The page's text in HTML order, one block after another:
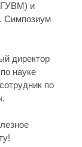
и
Симпозиум
директор
науке
по